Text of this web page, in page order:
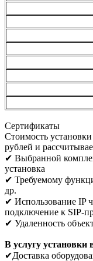
Сертификаты
Стоимость
рублей и
✔ Выбранной
установка
✔ Требуемому
др.
✔ Использование IP
подключение к SIP-
✔ Удаленность
В услугу установки
✔Доставка